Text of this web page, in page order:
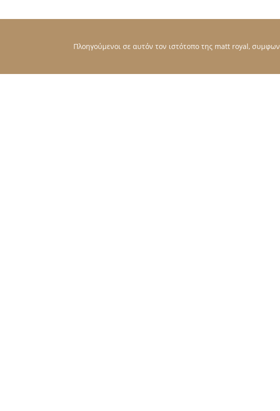
Πλοηγούμενοι σε αυτόν τον ιστότοπο της matt royal,